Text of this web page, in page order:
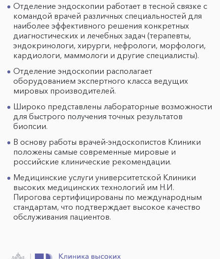
Отделение эндоскопии работает в тесной связке с
командой врачей различных специальностей для
наиболее эффективного решения конкретных
диагностических и лечебных задач (терапевты,
эндокринологи, хирурги, нефрологи, морфологи,
кардиологи, маммологи и другие специалисты).
Отделение эндоскопии располагает
оборудованием экспертного класса ведущих
мировых производителей.
Широко представлены лабораторные возможности
для быстрого получения точных результатов
биопсии.
В основу работы врачей-эндоскопистов Клиники
положены самые современные мировые и
российские клинические рекомендации.
Медицинские услуги университетской Клиники
высоких медицинских технологий им Н.И.
Пирогова сертифицированы по международным
стандартам, что подтверждает высокое качество
обслуживания пациентов.